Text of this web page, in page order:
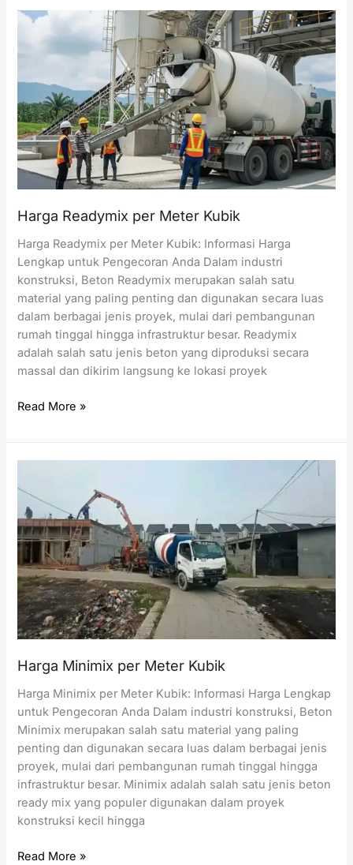
Beton
Hari
Harga Readymix per Meter Kubik
Harga Readymix per Meter Kubik: Informasi Harga
Lengkap untuk Pengecoran Anda Dalam industri
konstruksi, Beton Readymix merupakan salah satu
material yang paling penting dan digunakan secara luas
dalam berbagai jenis proyek, mulai dari pembangunan
rumah tinggal hingga infrastruktur besar. Readymix
adalah salah satu jenis beton yang diproduksi secara
massal dan dikirim langsung ke lokasi proyek
Harga
per
Meter
Read More »
Harga Minimix per Meter Kubik
Harga Minimix per Meter Kubik: Informasi Harga Lengkap
untuk Pengecoran Anda Dalam industri konstruksi, Beton
Minimix merupakan salah satu material yang paling
penting dan digunakan secara luas dalam berbagai jenis
proyek, mulai dari pembangunan rumah tinggal hingga
infrastruktur besar. Minimix adalah salah satu jenis beton
ready mix yang populer digunakan dalam proyek
konstruksi kecil hingga
Harga
Read More »